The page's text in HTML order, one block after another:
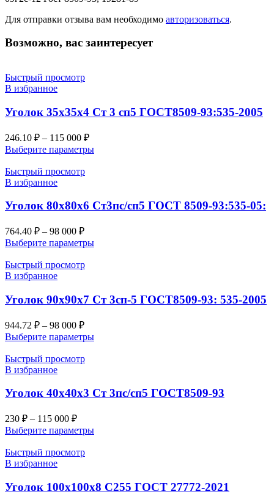
Для отправки отзыва вам необходимо авторизоваться.
Возможно, вас заинтересует
Быстрый просмотр
В избранное
Уголок 35х35х4 Ст 3 сп5 ГОСТ8509-93:535-2005
246.10 ₽ – 115 000 ₽
Выберите параметры
Быстрый просмотр
В избранное
Уголок 80х80х6 Ст3пс/сп5 ГОСТ 8509-93:535-05:
764.40 ₽ – 98 000 ₽
Выберите параметры
Быстрый просмотр
В избранное
Уголок 90х90х7 Ст 3сп-5 ГОСТ8509-93: 535-2005
944.72 ₽ – 98 000 ₽
Выберите параметры
Быстрый просмотр
В избранное
Уголок 40х40х3 Ст 3пс/сп5 ГОСТ8509-93
230 ₽ – 115 000 ₽
Выберите параметры
Быстрый просмотр
В избранное
Уголок 100х100х8 С255 ГОСТ 27772-2021